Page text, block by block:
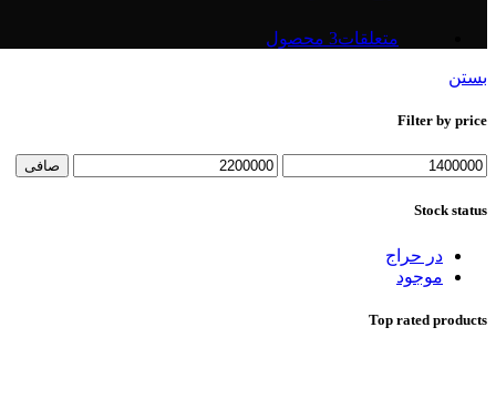
متعلقات3 محصول
بستن
Filter by price
حداقل
حداكثر
صافی
Stock status
در حراج
موجود
Top rated products